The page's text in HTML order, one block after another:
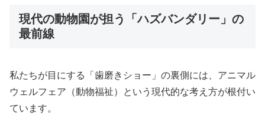
現代の動物園が担う「ハズバンダリー」の
最前線
私たちが目にする「歯磨きショー」の裏側には、アニマル
ウェルフェア（動物福祉）という現代的な考え方が根付い
ています。